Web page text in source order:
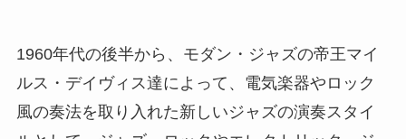
1960年代の後半から、モダン・ジャズの帝王マイ
ルス・デイヴィス達によって、電気楽器やロック
風の奏法を取り入れた新しいジャズの演奏スタイ